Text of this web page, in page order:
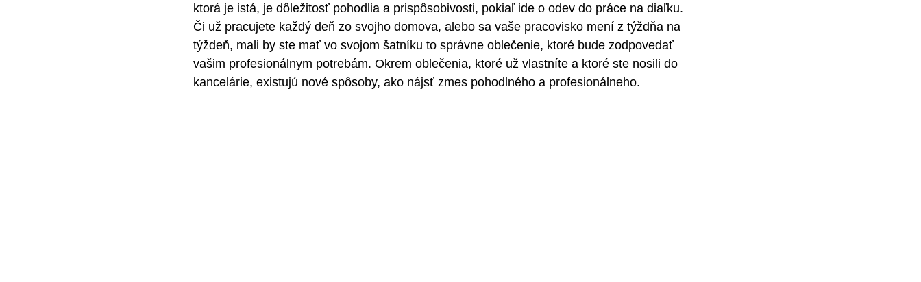
ktorá je istá, je dôležitosť pohodlia a prispôsobivosti, pokiaľ ide o odev do práce na diaľku.
Či už pracujete každý deň zo svojho domova, alebo sa vaše pracovisko mení z týždňa na
týždeň, mali by ste mať vo svojom šatníku to správne oblečenie, ktoré bude zodpovedať
vašim profesionálnym potrebám. Okrem oblečenia, ktoré už vlastníte a ktoré ste nosili do
kancelárie, existujú nové spôsoby, ako nájsť zmes pohodlného a profesionálneho.